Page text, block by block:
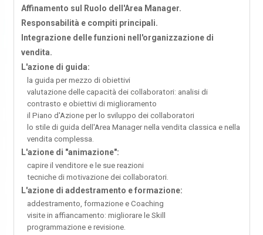
Affinamento sul Ruolo dell'Area Manager.
Responsabilità e compiti principali.
Integrazione delle funzioni nell'organizzazione di
vendita.
L'azione di guida:
la guida per mezzo di obiettivi
valutazione delle capacità dei collaboratori: analisi di
contrasto e obiettivi di miglioramento
il Piano d'Azione per lo sviluppo dei collaboratori
lo stile di guida dell'Area Manager nella vendita classica e nella
vendita complessa.
L'azione di "animazione":
capire il venditore e le sue reazioni
tecniche di motivazione dei collaboratori.
L'azione di addestramento e formazione:
addestramento, formazione e Coaching
visite in affiancamento: migliorare le Skill
programmazione e revisione.